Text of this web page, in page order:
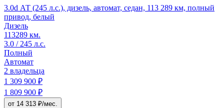
3.0d АТ (245 л.с.), дизель, автомат, седан, 113 289 км, полный
привод, белый
Дизель
113289 км.
3.0 / 245 л.с.
Полный
Автомат
2 владельца
1 309 900 ₽
1 809 900 ₽
от 14 313 ₽/мес.